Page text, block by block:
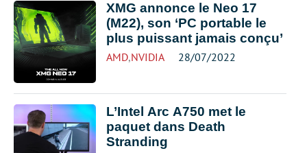
XMG annonce le Neo 17
(M22), son ‘PC portable le
plus puissant jamais conçu’
AMD,NVIDIA 28/07/2022
L’Intel Arc A750 met le
paquet dans Death
Stranding